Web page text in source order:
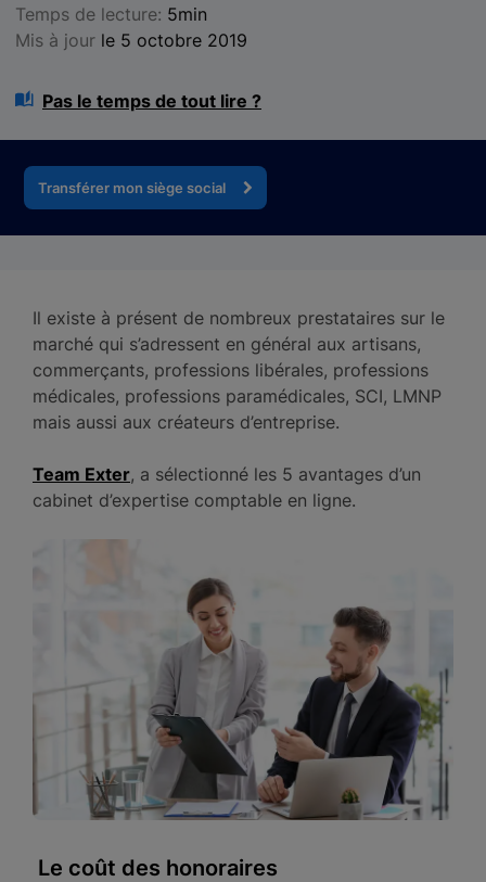
Temps de lecture: 5min
Mis à jour le 5 octobre 2019
Pas le temps de tout lire ?
Transférer mon siège social
Il existe à présent de nombreux prestataires sur le
marché qui s’adressent en général aux artisans,
commerçants, professions libérales, professions
médicales, professions paramédicales, SCI, LMNP
mais aussi aux créateurs d’entreprise.
Team Exter, a sélectionné les 5 avantages d’un
cabinet d’expertise comptable en ligne.
Le coût des honoraires